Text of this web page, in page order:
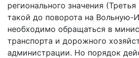
регионального значения
такой до поворота на Вольную-
необходимо обращаться в
транспорта и дорожного
администрации. Но порядок